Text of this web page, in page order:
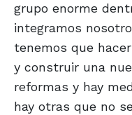
grupo enorme
integramos
tenemos que
y construir una
reformas y hay
hay otras que no